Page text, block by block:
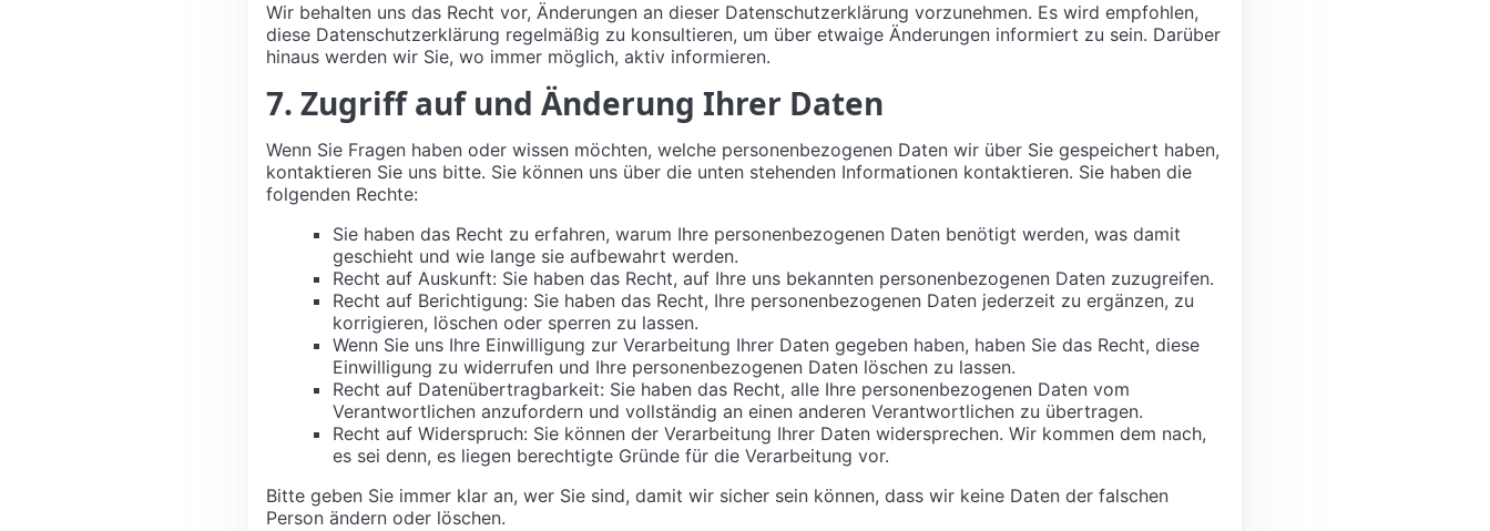
Wir behalten uns das Recht vor, Änderungen an dieser Datenschutzerklärung vorzunehmen. Es wird empfohlen,
diese Datenschutzerklärung regelmäßig zu konsultieren, um über etwaige Änderungen informiert zu sein. Darüber
hinaus werden wir Sie, wo immer möglich, aktiv informieren.
7. Zugriff auf und Änderung Ihrer Daten
Wenn Sie Fragen haben oder wissen möchten, welche personenbezogenen Daten wir über Sie gespeichert haben,
kontaktieren Sie uns bitte. Sie können uns über die unten stehenden Informationen kontaktieren. Sie haben die
folgenden Rechte:
Sie haben das Recht zu erfahren, warum Ihre personenbezogenen Daten benötigt werden, was damit
geschieht und wie lange sie aufbewahrt werden.
Recht auf Auskunft: Sie haben das Recht, auf Ihre uns bekannten personenbezogenen Daten zuzugreifen.
Recht auf Berichtigung: Sie haben das Recht, Ihre personenbezogenen Daten jederzeit zu ergänzen, zu
korrigieren, löschen oder sperren zu lassen.
Wenn Sie uns Ihre Einwilligung zur Verarbeitung Ihrer Daten gegeben haben, haben Sie das Recht, diese
Einwilligung zu widerrufen und Ihre personenbezogenen Daten löschen zu lassen.
Recht auf Datenübertragbarkeit: Sie haben das Recht, alle Ihre personenbezogenen Daten vom
Verantwortlichen anzufordern und vollständig an einen anderen Verantwortlichen zu übertragen.
Recht auf Widerspruch: Sie können der Verarbeitung Ihrer Daten widersprechen. Wir kommen dem nach,
es sei denn, es liegen berechtigte Gründe für die Verarbeitung vor.
Bitte geben Sie immer klar an, wer Sie sind, damit wir sicher sein können, dass wir keine Daten der falschen
Person ändern oder löschen.